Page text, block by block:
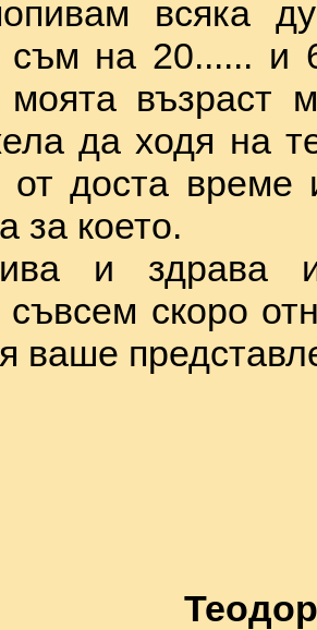
всяка
съм на 20...... и
възраст
да ходя на
от доста време
за което.
и здрава
скоро
ваше